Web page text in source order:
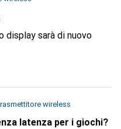
display sarà di nuovo
wireless
latenza per i giochi?